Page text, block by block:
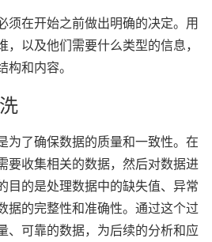
须在开始之前做出明确的决定。用
以及他们需要什么类型的信息，
和内容。
为了确保数据的质量和一致性。在
要收集相关的数据，然后对数据进
目的是处理数据中的缺失值、异常
据的完整性和准确性。通过这个过
、可靠的数据，为后续的分析和应